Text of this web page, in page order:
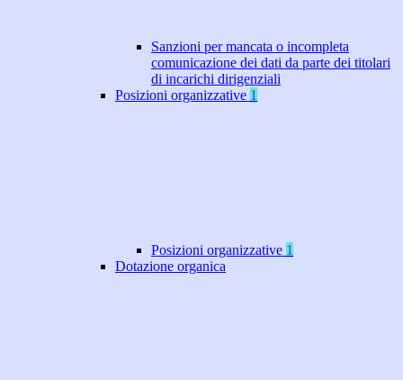
Sanzioni per mancata o incompleta
comunicazione dei dati da parte dei titolari
di incarichi dirigenziali
Posizioni organizzative 1
Posizioni organizzative 1
Dotazione organica